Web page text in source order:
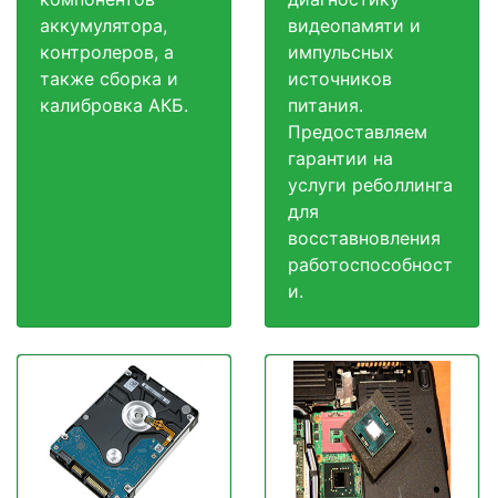
аккумулятора,
контролеров, а
также сборка и
калибровка АКБ.
видеопамяти и
импульсных
источников
питания.
Предоставляем
гарантии на
услуги реболлинга
для
восставновления
работоспособност
и.